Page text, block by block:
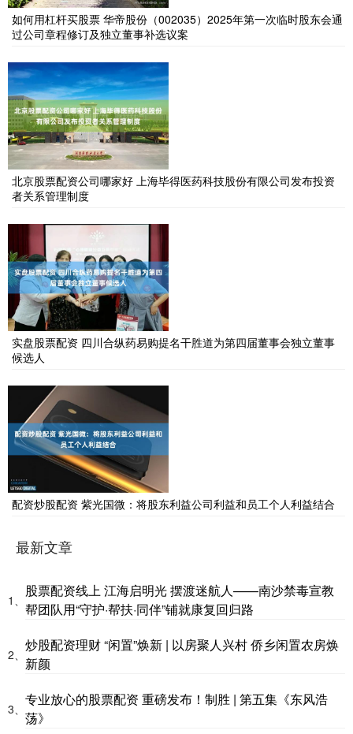
如何用杠杆买股票 华帝股份（002035）2025年第一次临时股东会通
过公司章程修订及独立董事补选议案
北京股票配资公司哪家好 上海毕得医药科技股份有限公司发布投资
者关系管理制度
实盘股票配资 四川合纵药易购提名干胜道为第四届董事会独立董事
候选人
配资炒股配资 紫光国微：将股东利益公司利益和员工个人利益结合
最新文章
1、
股票配资线上 江海启明光 摆渡迷航人——南沙禁毒宣教
帮团队用“守护·帮扶·同伴”铺就康复回归路
2、
炒股配资理财 “闲置”焕新 | 以房聚人兴村 侨乡闲置农房焕
新颜
3、
专业放心的股票配资 重磅发布！制胜 | 第五集《东风浩
荡》